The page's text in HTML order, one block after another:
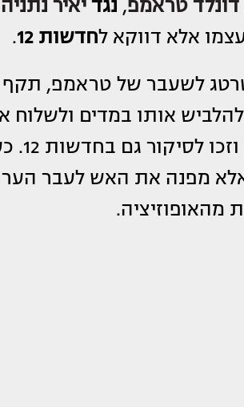
דונלד טראמפ, נגדיאיר
אלא דווקא לחדשות 12 .
לשעבר של טראמפ, תקף
להלביש אותו במדים ולשלוח
מפנה את האש לעבר
מהאופוזיציה.